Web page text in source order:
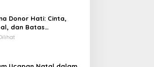
Donor Hati: Cinta,
dan Batas